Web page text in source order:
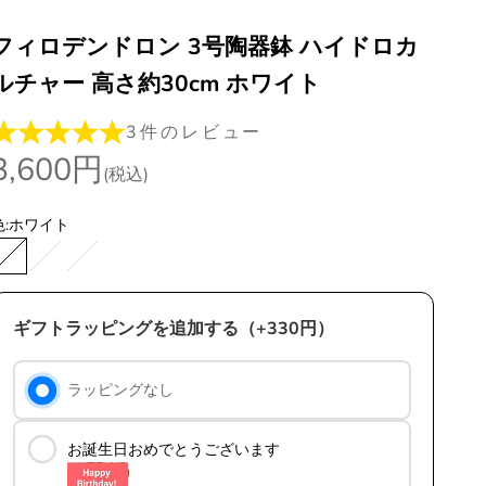
ィロデンドロン 3号陶器鉢 ハイドロカ
チャー 高さ約30cm ホワイト
3件のレビュー
ール価格
円(税込)
:ホワイト
ホワイトブラック
ギフトラッピングを追加する（+330円）
ラッピングなし
お誕生日おめでとうございます